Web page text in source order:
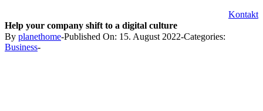
Kontakt
Help your company shift to a digital culture
By planethome-Published On: 15. August 2022-Categories:
Business-